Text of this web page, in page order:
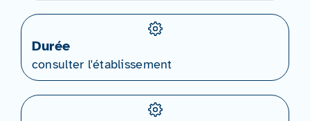
Durée
consulter l'établissement